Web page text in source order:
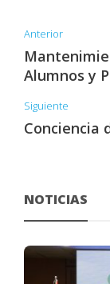
Anterior
Alumnos y
Siguiente
Conciencia
NOTICIAS